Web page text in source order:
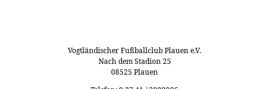
Vogtländischer Fußballclub Plauen e.V.
Nach dem Stadion 25
08525 Plauen